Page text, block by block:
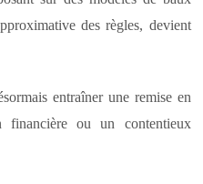
des règles, devient
entraîner une remise en
financière ou un contentieux